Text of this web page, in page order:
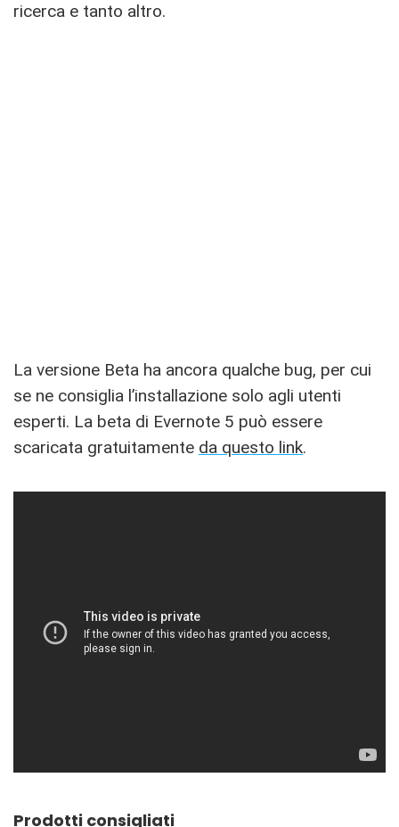
ricerca e tanto altro.
La versione Beta ha ancora qualche bug, per cui
se ne consiglia l’installazione solo agli utenti
esperti. La beta di Evernote 5 può essere
scaricata gratuitamente da questo link.
Prodotti consigliati